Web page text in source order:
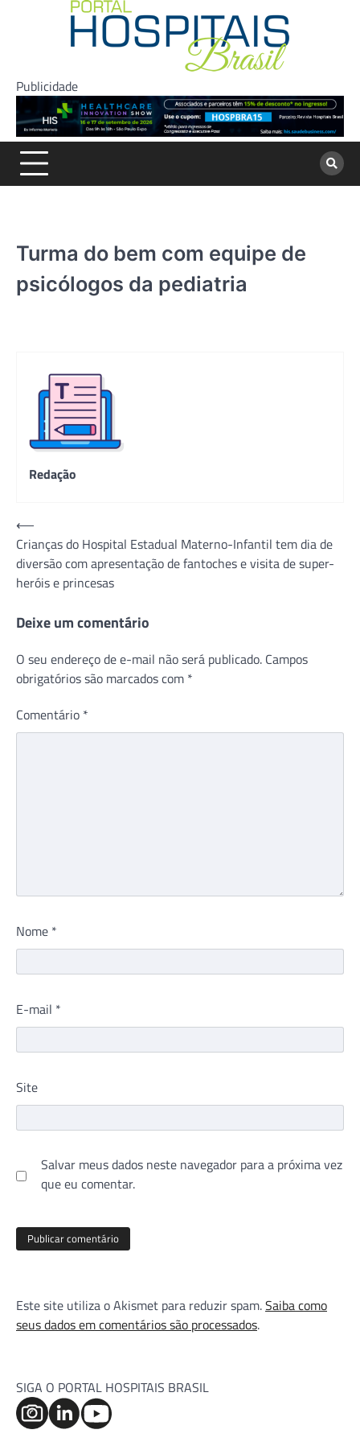
Publicidade
Turma do bem com equipe de
psicólogos da pediatria
Redação
Navegação
de
Post
⟵
Crianças do Hospital Estadual Materno-Infantil tem dia de
diversão com apresentação de fantoches e visita de super-
heróis e princesas
Deixe um comentário
O seu endereço de e-mail não será publicado. Campos
obrigatórios são marcados com *
Comentário *
Nome *
E-mail *
Site
Salvar meus dados neste navegador para a próxima vez
que eu comentar.
Este site utiliza o Akismet para reduzir spam.Saiba como
seus dados em comentários são processados.
SIGA O PORTAL HOSPITAIS BRASIL